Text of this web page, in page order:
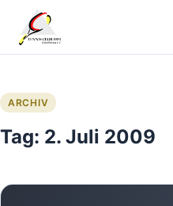
Inhalt
springen
ARCHIV
Tag: 2. Juli 2009